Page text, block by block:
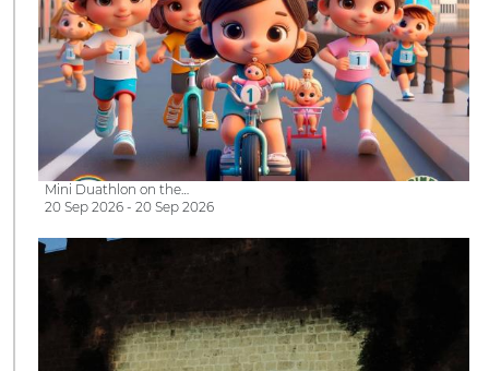
Mini Duathlon on the…
20 Sep 2026 - 20 Sep 2026